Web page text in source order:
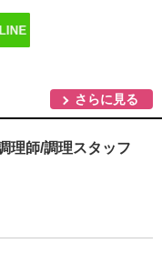
さらに見る
理師/調理スタッフ